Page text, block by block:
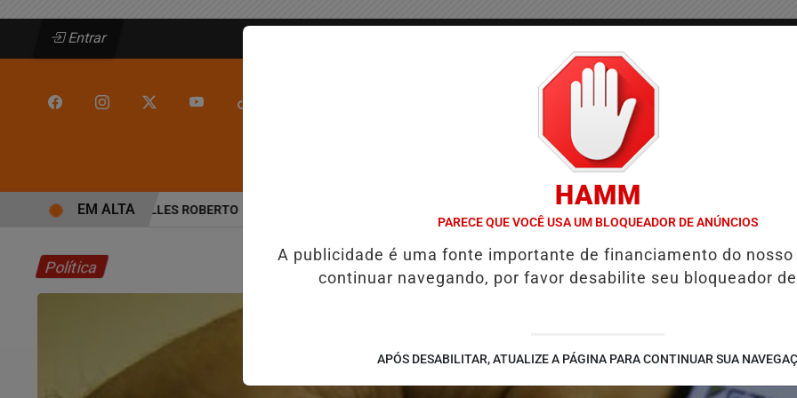
Entrar
/ PUBLICIDADES LEGAIS
COM THALLES ROBERTO REFORMA TRIBUTÁRIA MUDA COBRANÇA DE IMPOSTOS NAS MAQUININHAS E PIX; ENTENDA O
EM ALTA
Política
HAMM
PARECE QUE VOCÊ USA UM BLOQUEADOR DE ANÚNCIOS
A publicidade é uma fonte importante de financiamento do nosso
continuar navegando, por favor desabilite seu bloqueador
APÓS DESABILITAR, ATUALIZE A PÁGINA PARA CONTINUAR SUA